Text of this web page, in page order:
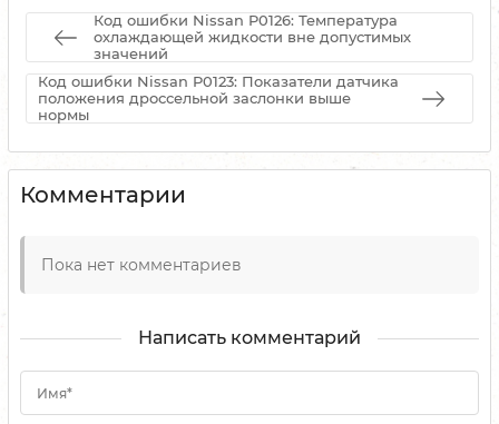
Код ошибки Nissan P0126: Температура
охлаждающей жидкости вне допустимых
значений
Код ошибки Nissan P0123: Показатели датчика
положения дроссельной заслонки выше
нормы
Комментарии
Пока нет комментариев
Написать комментарий
Имя*